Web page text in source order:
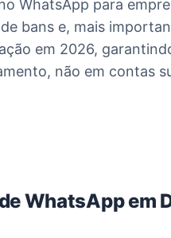
WhatsApp para
bans e, mais
em 2026,
não em contas
WhatsApp em